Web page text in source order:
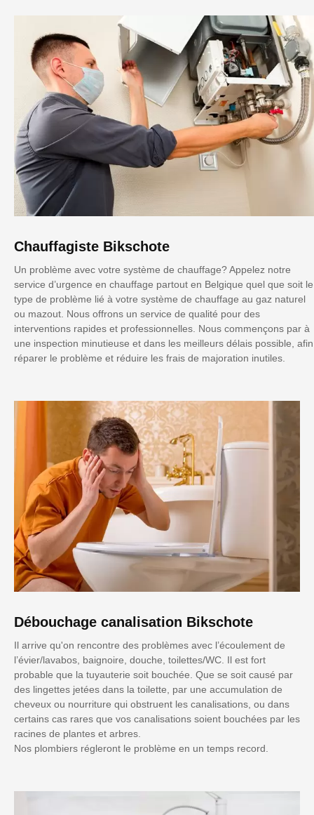
Chauffagiste Bikschote
Un problème avec votre système de chauffage? Appelez notre
service d’urgence en chauffage partout en Belgique quel que soit le
type de problème lié à votre système de chauffage au gaz naturel
ou mazout. Nous offrons un service de qualité pour des
interventions rapides et professionnelles. Nous commençons par à
une inspection minutieuse et dans les meilleurs délais possible, afin
réparer le problème et réduire les frais de majoration inutiles.
Débouchage canalisation Bikschote
Il arrive qu'on rencontre des problèmes avec l’écoulement de
l’évier/lavabos, baignoire, douche, toilettes/WC. Il est fort
probable que la tuyauterie soit bouchée. Que se soit causé par
des lingettes jetées dans la toilette, par une accumulation de
cheveux ou nourriture qui obstruent les canalisations, ou dans
certains cas rares que vos canalisations soient bouchées par les
racines de plantes et arbres.
Nos plombiers régleront le problème en un temps record.